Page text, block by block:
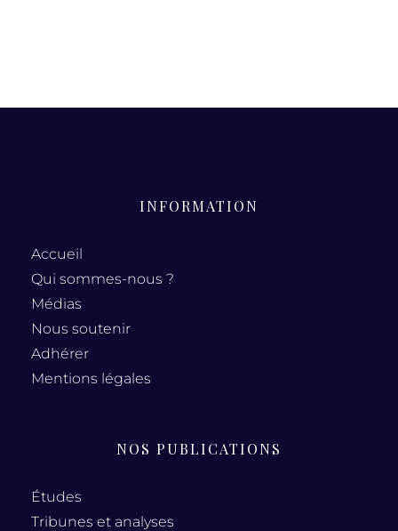
INFORMATION
Accueil
Qui sommes-nous ?
Médias
Nous soutenir
Adhérer
Mentions légales
NOS PUBLICATIONS
Études
Tribunes et analyses